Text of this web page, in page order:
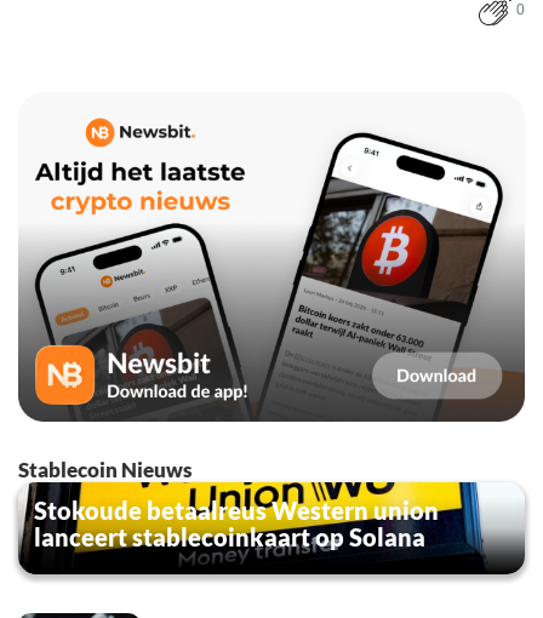
0
Stablecoin Nieuws
Stokoude betaalreus Western union
lanceert stablecoinkaart op Solana